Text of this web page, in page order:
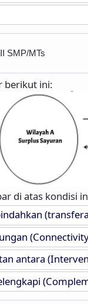
SMP/MTs
berikut ini:
di atas kondisi
antara